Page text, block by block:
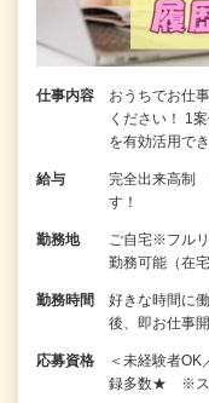
仕事内容
おうちでお仕
ください！ 1
を有効活用で
給与
完全出来高制
す！
勤務地
ご自宅※フル
勤務可能（在宅
勤務時間
好きな時間に
後、即お仕事
応募資格
＜未経験者
録多数★ ※ス